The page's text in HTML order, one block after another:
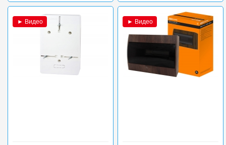
► Видео ► Видео